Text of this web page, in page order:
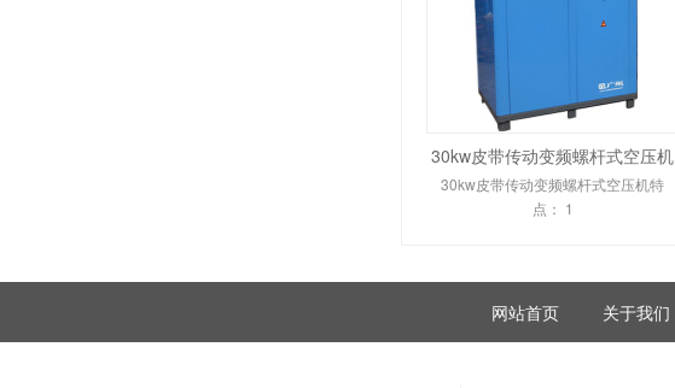
30kw皮带传动变频螺杆式空压机
30kw皮带传动变频螺杆式空压机特
点： 1
网站首页 关于我们